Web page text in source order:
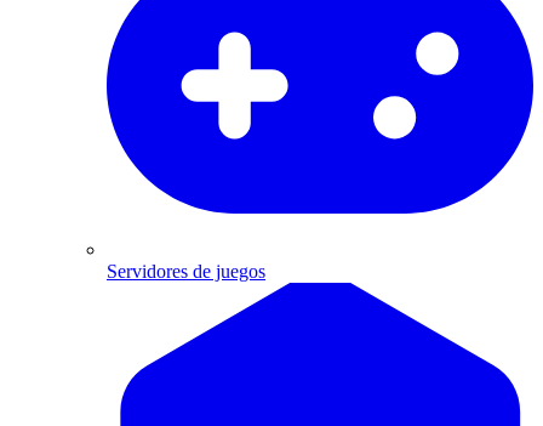
Servidores de juegos